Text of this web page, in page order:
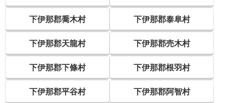
下伊那郡喬木村 下伊那郡泰阜村
下伊那郡天龍村 下伊那郡売木村
下伊那郡下條村 下伊那郡根羽村
下伊那郡平谷村 下伊那郡阿智村